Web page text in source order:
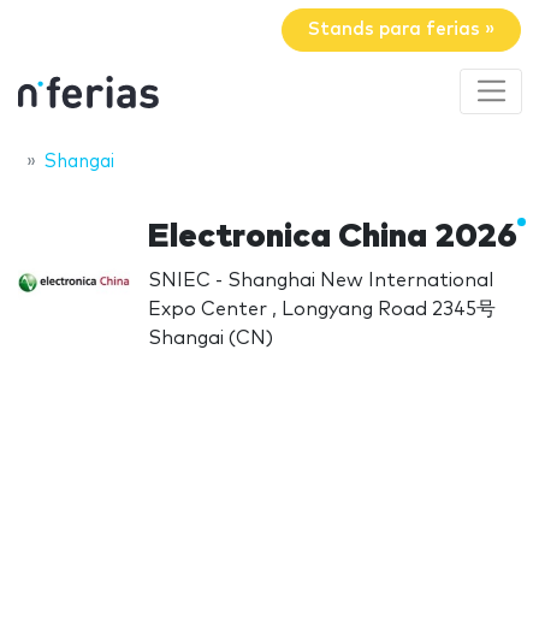
Stands para ferias »
Shangai
Electronica China 2026
SNIEC - Shanghai New International
Expo Center , Longyang Road 2345号
Shangai (CN)